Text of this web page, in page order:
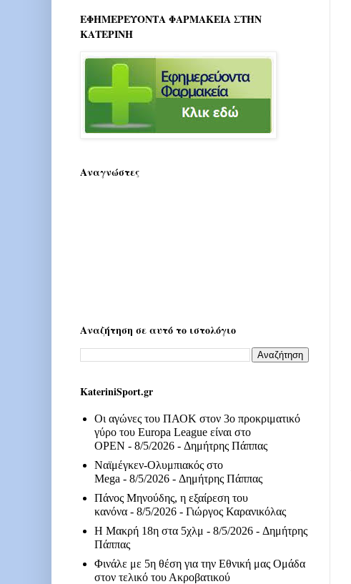
ΕΦΗΜΕΡΕΥΟΝΤΑ ΦΑΡΜΑΚΕΙΑ ΣΤΗΝ
ΚΑΤΕΡΙΝΗ
Αναγνώστες
Αναζήτηση σε αυτό το ιστολόγιο
KateriniSport.gr
Οι αγώνες του ΠΑΟΚ στον 3ο προκριματικό
γύρο του Europa League είναι στο
OPEN - 8/5/2026 - Δημήτρης Πάππας
Ναϊμέγκεν-Ολυμπιακός στο
Mega - 8/5/2026 - Δημήτρης Πάππας
Πάνος Μηνούδης, η εξαίρεση του
κανόνα - 8/5/2026 - Γιώργος Καρανικόλας
Η Μακρή 18η στα 5χλμ - 8/5/2026 - Δημήτρης
Πάππας
Φινάλε με 5η θέση για την Εθνική μας Ομάδα
στον τελικό του Ακροβατικού